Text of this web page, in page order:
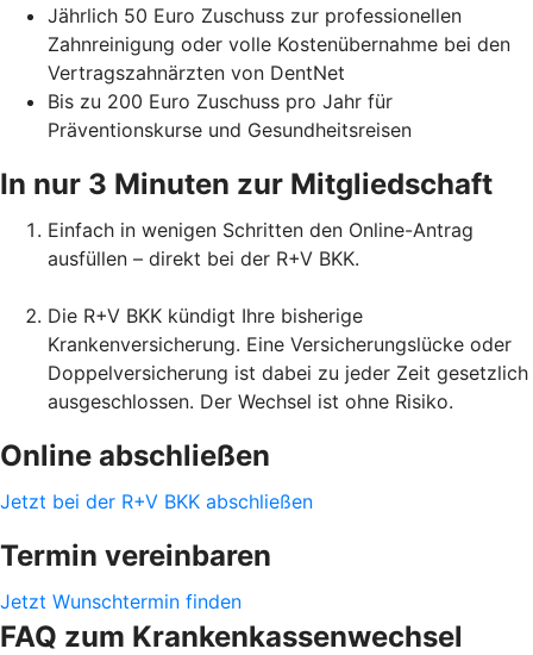
Jährlich 50 Euro Zuschuss zur professionellen
Zahnreinigung oder volle Kostenübernahme bei den
Vertragszahnärzten von DentNet
Bis zu 200 Euro Zuschuss pro Jahr für
Präventionskurse und Gesundheitsreisen
In nur 3 Minuten zur Mitgliedschaft
Einfach in wenigen Schritten den Online-Antrag
ausfüllen – direkt bei der R+V BKK.
Die R+V BKK kündigt Ihre bisherige
Krankenversicherung. Eine Versicherungslücke oder
Doppelversicherung ist dabei zu jeder Zeit gesetzlich
ausgeschlossen. Der Wechsel ist ohne Risiko.
Online abschließen
Jetzt bei der R+V BKK abschließen
Termin vereinbaren
Jetzt Wunschtermin finden
FAQ zum Krankenkassenwechsel